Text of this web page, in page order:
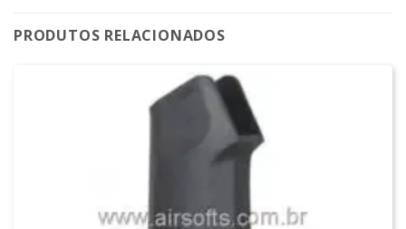
PRODUTOS RELACIONADOS